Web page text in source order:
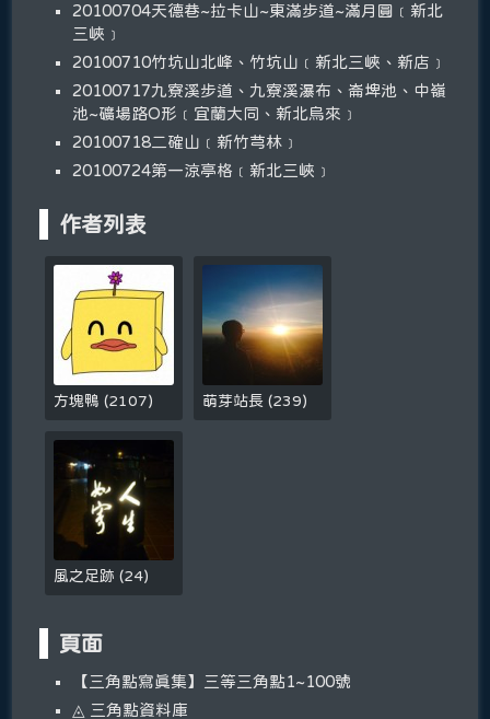
20100704天德巷~拉卡山~東滿步道~滿月圓﹝新北
三峽﹞
20100710竹坑山北峰、竹坑山﹝新北三峽、新店﹞
20100717九寮溪步道、九寮溪瀑布、崙埤池、中嶺
池~礦場路O形﹝宜蘭大同、新北烏來﹞
20100718二確山﹝新竹芎林﹞
20100724第一涼亭格﹝新北三峽﹞
作者列表
方塊鴨(2107) 萌芽站長(239)
風之足跡(24)
頁面
【三角點寫真集】三等三角點1~100號
◬ 三角點資料庫